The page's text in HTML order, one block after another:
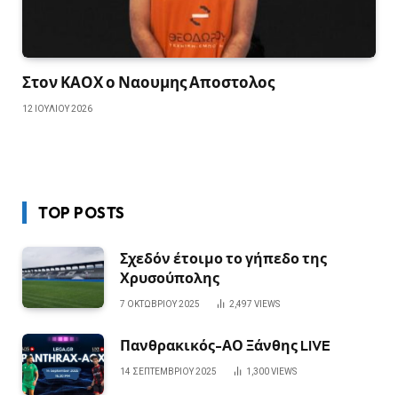
Στον ΚΑΟΧ ο Ναουμης Αποστολος
12 ΙΟΥΛΊΟΥ 2026
TOP POSTS
Σχεδόν έτοιμο το γήπεδο της
Χρυσούπολης
7 ΟΚΤΩΒΡΊΟΥ 2025 2,497 VIEWS
Πανθρακικός-ΑΟ Ξάνθης LIVE
14 ΣΕΠΤΕΜΒΡΊΟΥ 2025 1,300VIEWS